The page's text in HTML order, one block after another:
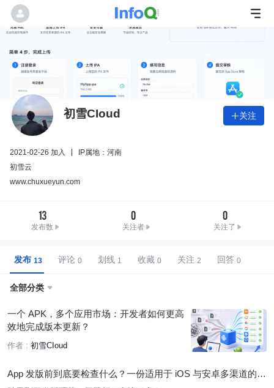
初雪CIoud 关注
2021-02-26 加入
IP属地：河南
初雪云
www.chuxueyun.com
13
发布数
0
关注者
0
关注了
发布 评论 划线 收藏 关注 回答
全部分类 
一个 APK，多个应用市场：开发者如何更高
效地完成版本更新？
作者 : 初雪CIoud
App 发版前到底要检查什么？一份适用于 iOS 与安卓多渠道的发